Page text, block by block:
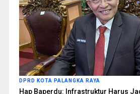
DPRD KOTA PALANGKA RAYA
Hap Baperdu: Infrastruktur Harus